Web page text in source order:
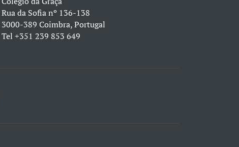
Rua da Sofia nº 136-138
3000-389 Coimbra, Portugal
Tel +351 239 853 649